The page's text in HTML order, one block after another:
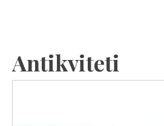
Antikviteti